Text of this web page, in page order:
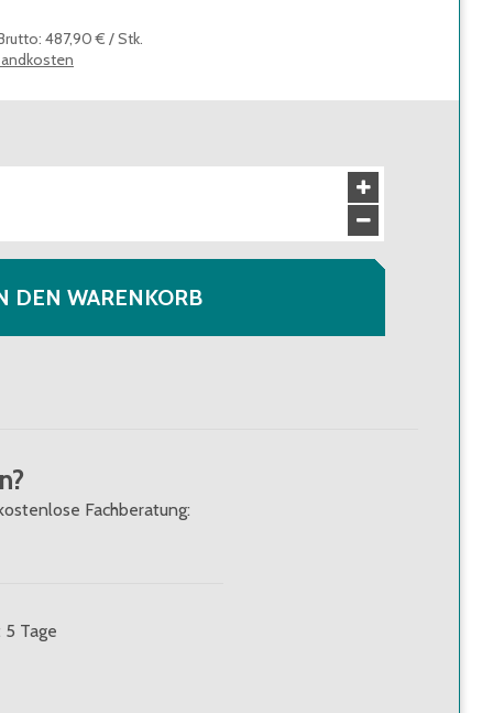
: 487,90 € /Stk.
DEN WARENKORB
Fachberatung:
Tage